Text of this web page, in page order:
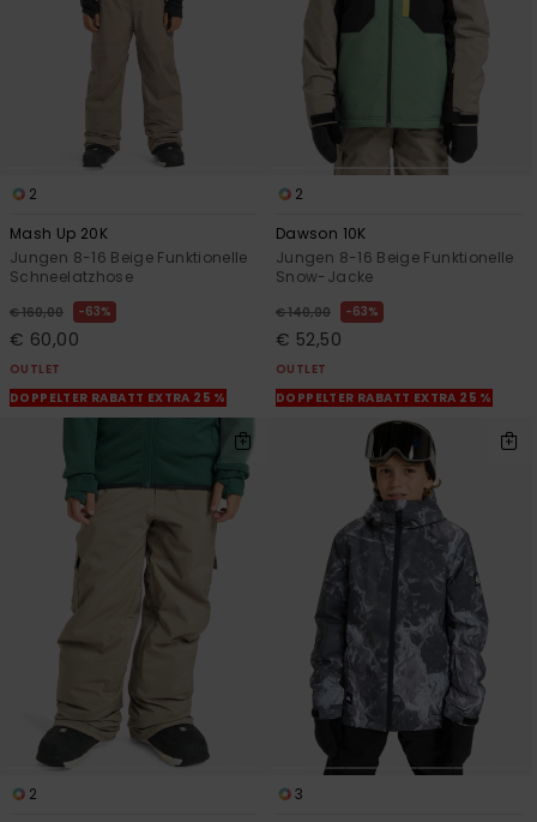
2
Mash Up 20K
Jungen 8-16 Beige Funktionelle
Schneelatzhose
€ 160,00 63%
€ 60,00
OUTLET
DOPPELTER RABATT EXTRA 25 %
2
Dawson 10K
Jungen 8-16 Beige Funktionelle
Snow-Jacke
€ 140,00 63%
€ 52,50
OUTLET
DOPPELTER RABATT EXTRA 25 %
2
3